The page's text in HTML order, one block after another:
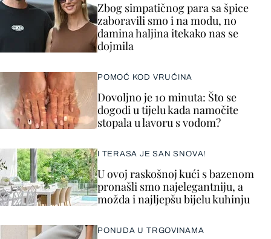
Zbog simpatičnog para sa špice
zaboravili smo i na modu, no
damina haljina itekako nas se
dojmila
POMOĆ KOD VRUĆINA
Dovoljno je 10 minuta: Što se
dogodi u tijelu kada namočite
stopala u lavoru s vodom?
I TERASA JE SAN SNOVA!
U ovoj raskošnoj kući s bazenom
pronašli smo najelegantniju, a
možda i najljepšu bijelu kuhinju
PONUDA U TRGOVINAMA